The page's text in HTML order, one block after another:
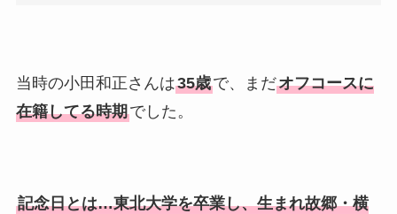
当時の小田和正さんは35歳で、まだオフコースに
在籍してる時期でした。
記念日とは…東北大学を卒業し、生まれ故郷・横